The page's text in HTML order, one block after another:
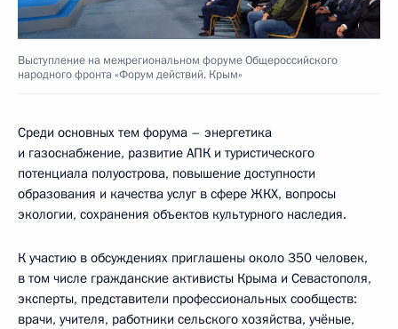
Выступление на межрегиональном форуме Общероссийского
народного фронта «Форум действий. Крым»
Среди основных тем форума – энергетика
и газоснабжение, развитие АПК и туристического
потенциала полуострова, повышение доступности
образования и качества услуг в сфере ЖКХ, вопросы
экологии, сохранения объектов культурного наследия.
К участию в обсуждениях приглашены около 350 человек,
в том числе гражданские активисты Крыма и Севастополя,
эксперты, представители профессиональных сообществ:
врачи, учителя, работники сельского хозяйства, учёные,